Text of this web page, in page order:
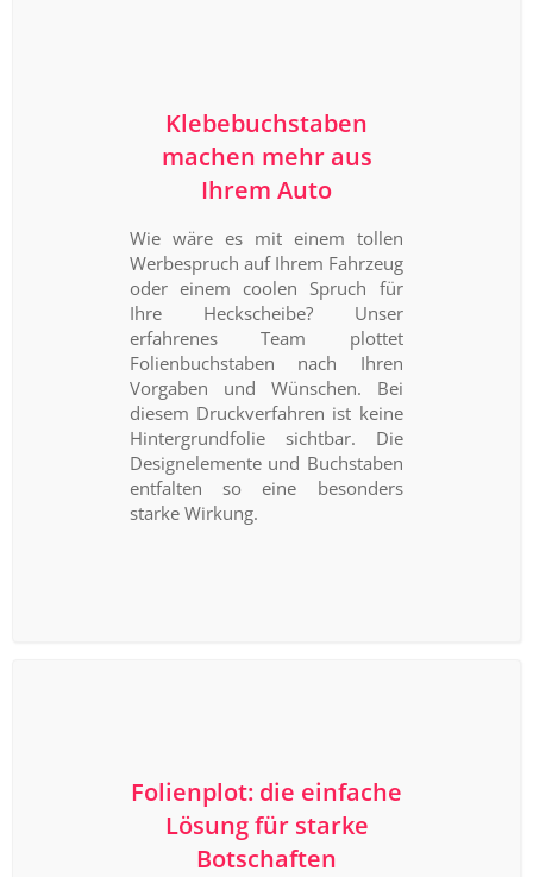
Klebebuchstaben
machen mehr aus
Ihrem Auto
Wie wäre es mit einem tollen
Werbespruch auf Ihrem Fahrzeug
oder einem coolen Spruch für
Ihre Heckscheibe? Unser
erfahrenes Team plottet
Folienbuchstaben nach Ihren
Vorgaben und Wünschen. Bei
diesem Druckverfahren ist keine
Hintergrundfolie sichtbar. Die
Designelemente und Buchstaben
entfalten so eine besonders
starke Wirkung.
Folienplot: die einfache
Lösung für starke
Botschaften